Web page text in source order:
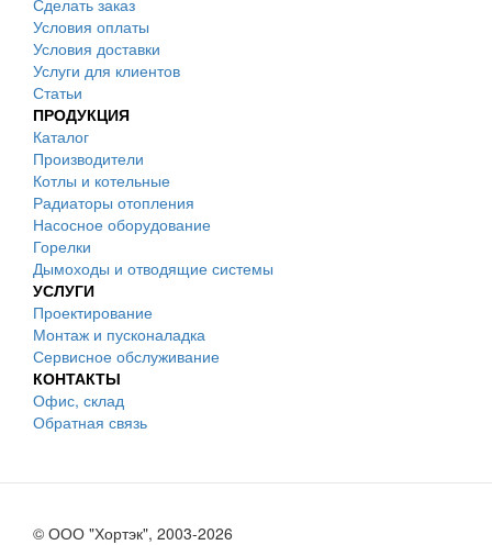
Сделать заказ
Условия оплаты
Условия доставки
Услуги для клиентов
Статьи
ПРОДУКЦИЯ
Каталог
Производители
Котлы и котельные
Радиаторы отопления
Насосное оборудование
Горелки
Дымоходы и отводящие системы
УСЛУГИ
Проектирование
Монтаж и пусконаладка
Сервисное обслуживание
КОНТАКТЫ
Офис, склад
Обратная связь
© ООО "Хортэк", 2003-2026